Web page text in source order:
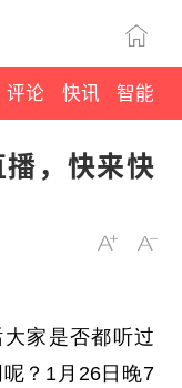
评论 快讯 智能
，快来快
家是否都听过
？1月26日晚7